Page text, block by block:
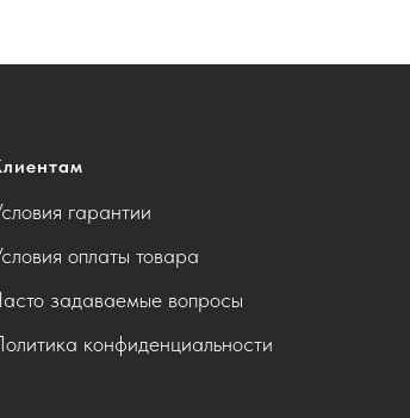
гарантии
оплаты товара
задаваемые вопросы
конфиденциальности